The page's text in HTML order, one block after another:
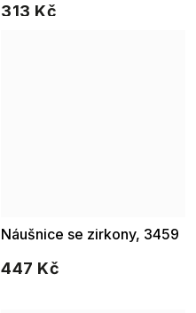
313 Kč
Náušnice se zirkony, 3459
447 Kč